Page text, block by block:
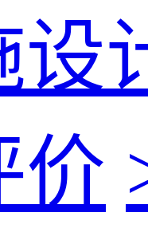
设
价